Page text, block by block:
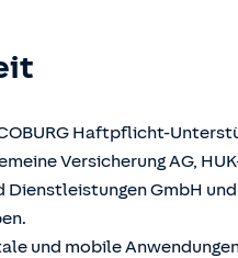
Haftpflicht-
Versicherung AG,
Dienstleistungen GmbH
und mobile